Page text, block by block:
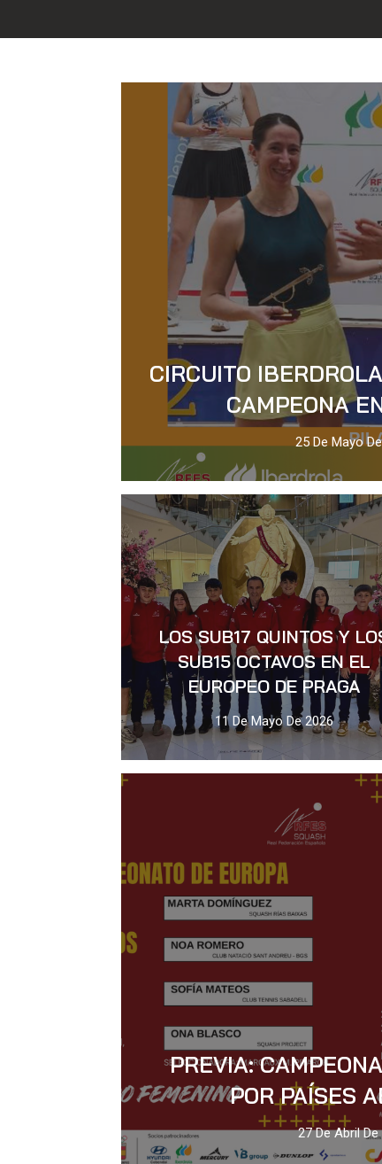
CIRCUITO
CAMPEONA
25 De Mayo
LOS SUB17 QUINTOS Y
SUB15 OCTAVOS EN EL
EUROPEO DE PRAGA
11 De Mayo De 2026
PREVIA:
POR PAÍSES
27 De Abril